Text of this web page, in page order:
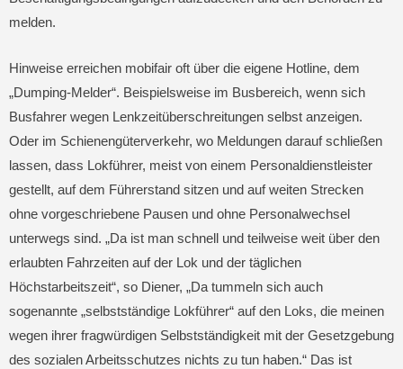
melden.
Hinweise erreichen mobifair oft über die eigene Hotline, dem
„Dumping-Melder“. Beispielsweise im Busbereich, wenn sich
Busfahrer wegen Lenkzeitüberschreitungen selbst anzeigen.
Oder im Schienengüterverkehr, wo Meldungen darauf schließen
lassen, dass Lokführer, meist von einem Personaldienstleister
gestellt, auf dem Führerstand sitzen und auf weiten Strecken
ohne vorgeschriebene Pausen und ohne Personalwechsel
unterwegs sind. „Da ist man schnell und teilweise weit über den
erlaubten Fahrzeiten auf der Lok und der täglichen
Höchstarbeitszeit“, so Diener, „Da tummeln sich auch
sogenannte „selbstständige Lokführer“ auf den Loks, die meinen
wegen ihrer fragwürdigen Selbstständigkeit mit der Gesetzgebung
des sozialen Arbeitsschutzes nichts zu tun haben.“ Das ist